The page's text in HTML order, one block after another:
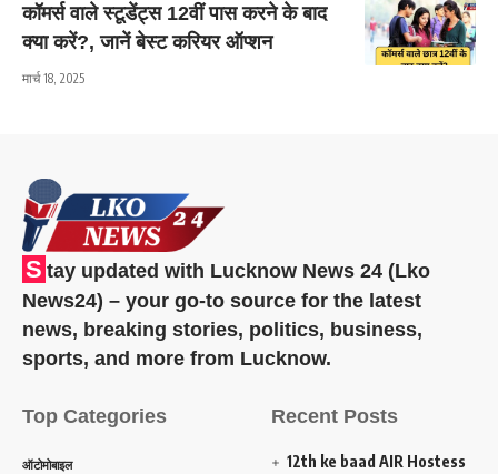
कॉमर्स वाले स्टूडेंट्स 12वीं पास करने के बाद
क्या करें?, जानें बेस्ट करियर ऑप्शन
मार्च 18, 2025
S tay updated with Lucknow News 24 (Lko
News24) – your go-to source for the latest
news, breaking stories, politics, business,
sports, and more from Lucknow.
Top Categories
ऑटोमोबाइल
Recent Posts
12th ke baad AIR Hostess